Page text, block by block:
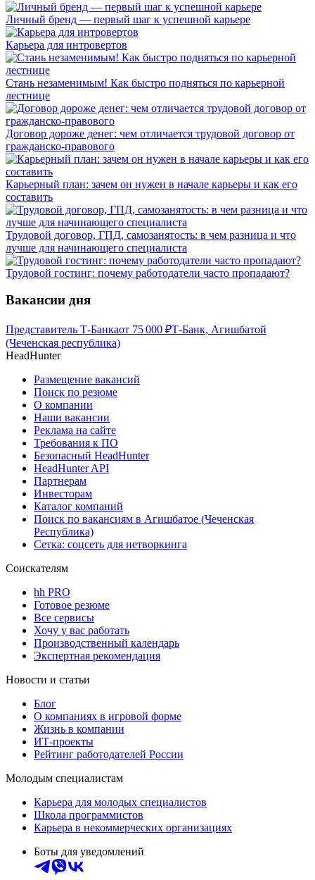
Личный бренд — первый шаг к успешной карьере
Карьера для интровертов
Стань незаменимым! Как быстро подняться по карьерной
лестнице
Договор дороже денег: чем отличается трудовой договор от
гражданско-правового
Карьерный план: зачем он нужен в начале карьеры и как его
составить
Трудовой договор, ГПД, самозанятость: в чем разница и что
лучше для начинающего специалиста
Трудовой гостинг: почему работодатели часто пропадают?
Вакансии дня
Представитель Т-Банкаот 75 000 ₽Т-Банк, Агишбатой
(Чеченская республика)
HeadHunter
Размещение вакансий
Поиск по резюме
О компании
Наши вакансии
Реклама на сайте
Требования к ПО
Безопасный HeadHunter
HeadHunter API
Партнерам
Инвесторам
Каталог компаний
Поиск по вакансиям в Агишбатое (Чеченская
Республика)
Сетка: соцсеть для нетворкинга
Соискателям
hh PRO
Готовое резюме
Все сервисы
Хочу у вас работать
Производственный календарь
Экспертная рекомендация
Новости и статьи
Блог
О компаниях в игровой форме
Жизнь в компании
ИТ-проекты
Рейтинг работодателей России
Молодым специалистам
Карьера для молодых специалистов
Школа программистов
Карьера в некоммерческих организациях
Боты для уведомлений